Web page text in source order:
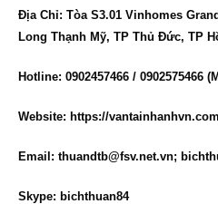
Địa Chỉ: Tòa S3.01 Vinhomes
Long Thạnh Mỹ, TP Thủ Đức, TP
Hotline: 0902457466 / 0902575466
Website: https://vantainhanhvn.com
Email: thuandtb@fsv.net.vn;
Skype: bichthuan84